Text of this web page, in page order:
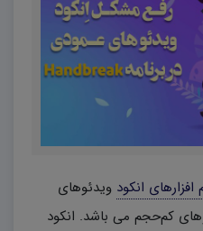
افزارهای انکود ویدئوهای
کم‌حجم می باشد. انکود